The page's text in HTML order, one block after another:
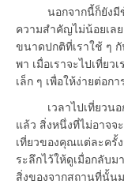
นอกจากนี้ก็ยังมีข้า
ความสำคัญไม่น้อยเล
ขนาดปกติที่เราใช้ ๆ
พา เมื่อเราจะไปเที่ย
เล็ก ๆ เพื่อให้ง่ายต่อก
เวลาไปเที่ยวนอก
แล้ว สิ่งหนึ่งที่ไม่อาจจ
เที่ยวของคุณแต่ละครั้
ระลึกไว้ให้ดูเมื่อกลับม
สิ่งของจากสถานที่นั้น